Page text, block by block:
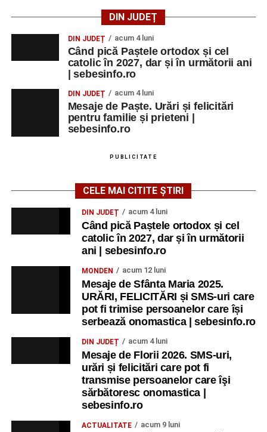
DIN JUDEȚ
DIN JUDEȚ acum 4 luni
Când pică Paștele ortodox și cel
catolic în 2027, dar și în următorii ani
| sebesinfo.ro
DIN JUDEȚ acum 4 luni
Mesaje de Paște. Urări și felicitări
pentru familie și prieteni |
sebesinfo.ro
PUBLICITATE
CELE MAI CITITE ȘTIRI
DIN JUDEȚ acum 4 luni
Când pică Paștele ortodox și cel
catolic în 2027, dar și în următorii
ani | sebesinfo.ro
MONDEN acum 12 luni
Mesaje de Sfânta Maria 2025.
URĂRI, FELICITĂRI și SMS-uri care
pot fi trimise persoanelor care își
serbează onomastica | sebesinfo.ro
DIN JUDEȚ acum 4 luni
Mesaje de Florii 2026. SMS-uri,
urări și felicitări care pot fi
transmise persoanelor care îşi
sărbătoresc onomastica |
sebesinfo.ro
ACTUALITATE acum 9 luni